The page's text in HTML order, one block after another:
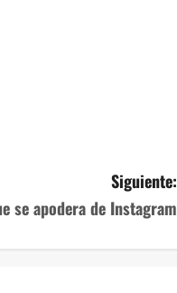
Siguiente:
se apodera de Instagram